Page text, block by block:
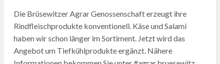
Die Brüsewitzer Agrar Genossenschaft erzeugt ihre
Rindfleischprodukte konventionell. Käse und Salami
haben wir schon länger im Sortiment. Jetzt wird das
Angebot um Tiefkühlprodukte ergänzt. Nähere